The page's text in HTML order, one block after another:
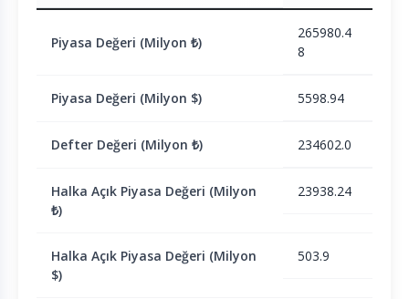
Piyasa Değeri (Milyon ₺)
265980.4
8
Piyasa Değeri (Milyon $) 5598.94
Defter Değeri (Milyon ₺) 234602.0
Halka Açık Piyasa Değeri (Milyon
₺)
23938.24
Halka Açık Piyasa Değeri (Milyon
$)
503.9